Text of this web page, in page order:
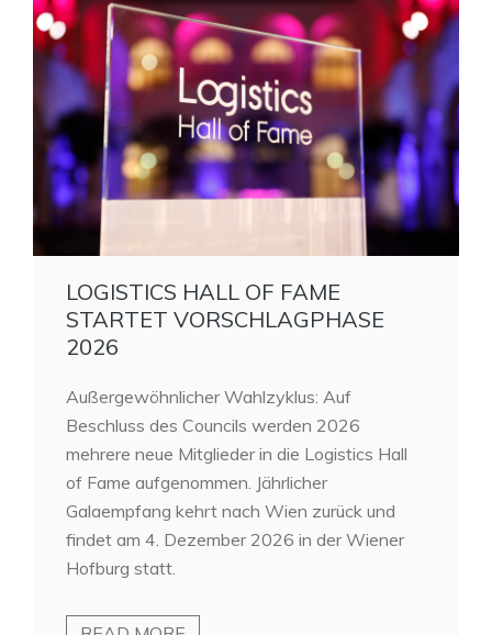
LOGISTICS HALL OF FAME
STARTET VORSCHLAGPHASE
2026
Außergewöhnlicher Wahlzyklus: Auf
Beschluss des Councils werden 2026
mehrere neue Mitglieder in die Logistics Hall
of Fame aufgenommen. Jährlicher
Galaempfang kehrt nach Wien zurück und
findet am 4. Dezember 2026 in der Wiener
Hofburg statt.